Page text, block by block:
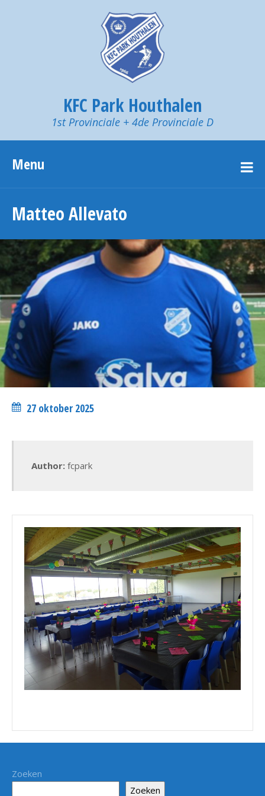
KFC Park Houthalen
1st Provinciale + 4de Provinciale D
Menu
Matteo Allevato
27 oktober 2025
Author: fcpark
Zoeken
Zoeken